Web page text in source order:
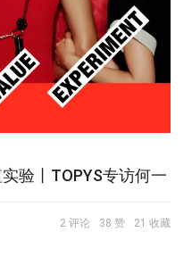
验丨TOPYS专访何一
2 评论 38 赞 21 收藏